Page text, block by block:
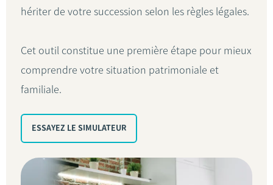
hériter de votre succession selon les règles légales.
Cet outil constitue une première étape pour mieux
comprendre votre situation patrimoniale et
familiale.
ESSAYEZ LE SIMULATEUR